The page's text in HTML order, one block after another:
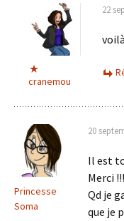
cranemou
22
Princesse
Soma
20
Il est
Merci !!!
Qd je
que je